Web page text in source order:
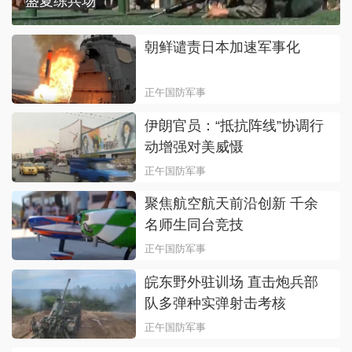
朝鲜谴责日本加速军事化
正午国防军事
伊朗官员：“抵抗阵线”协调行
动增强对美威慑
正午国防军事
聚焦航空航天前沿创新 千余
名师生同台竞技
正午国防军事
皖东野外驻训场 直击炮兵部
队多弹种实弹射击考核
正午国防军事